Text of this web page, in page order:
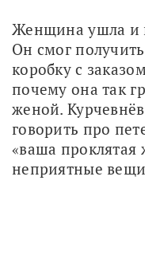
Женщина ушла и
Он смог
коробку с
почему она так
женой.
говорить про
«ваша проклятая
неприятные